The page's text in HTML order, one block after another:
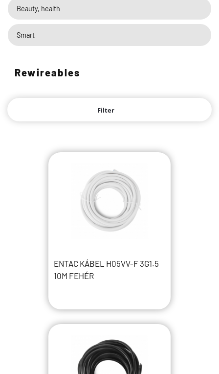
Beauty, health
Smart
Rewireables
Filter
ENTAC KÁBEL H05VV-F 3G1.5
10M FEHÉR